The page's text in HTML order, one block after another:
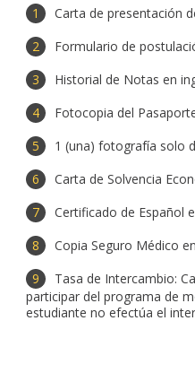
Carta de presentación
Formulario de
Historial de Notas en
Fotocopia del
1 (una) fotografía solo
Carta de Solvencia
Certificado de Español
Copia Seguro Médico
Tasa de Intercambio:
participar del programa de
estudiante no efectúa el